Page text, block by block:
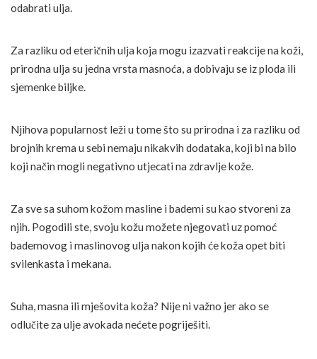
odabrati ulja.
Za razliku od eteričnih ulja koja mogu izazvati reakcije na koži,
prirodna ulja su jedna vrsta masnoća, a dobivaju se iz ploda ili
sjemenke biljke.
Njihova popularnost leži u tome što su prirodna i za razliku od
brojnih krema u sebi nemaju nikakvih dodataka, koji bi na bilo
koji način mogli negativno utjecati na zdravlje kože.
Za sve sa suhom kožom masline i bademi su kao stvoreni za
njih. Pogodili ste, svoju kožu možete njegovati uz pomoć
bademovog i maslinovog ulja nakon kojih će koža opet biti
svilenkasta i mekana.
Suha, masna ili mješovita koža? Nije ni važno jer ako se
odlučite za ulje avokada nećete pogriješiti.